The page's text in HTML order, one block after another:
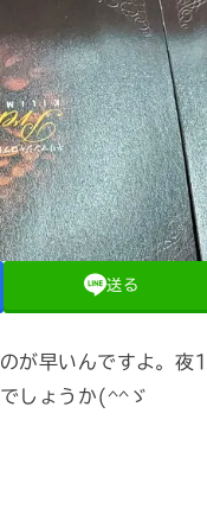
送る
が早いんですよ。夜
しょうか(^^ゞ